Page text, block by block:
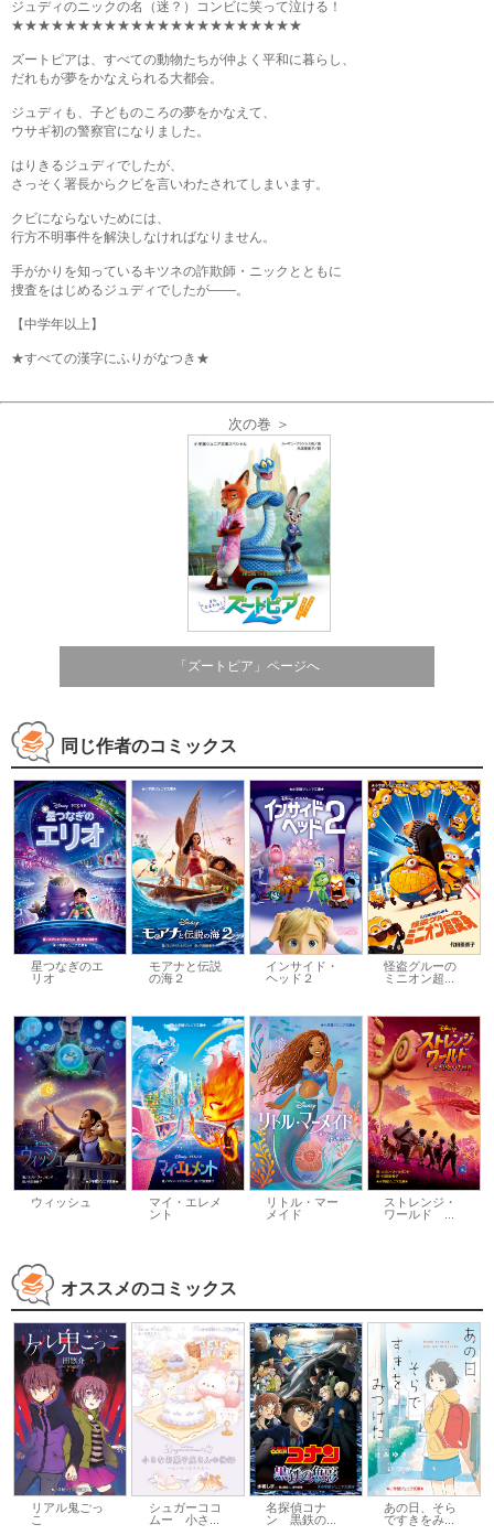
ジュディのニックの名（迷？）コンビに笑って泣ける！
★★★★★★★★★★★★★★★★★★★★★★
ズートピアは、すべての動物たちが仲よく平和に暮らし、
だれもが夢をかなえられる大都会。
ジュディも、子どものころの夢をかなえて、
ウサギ初の警察官になりました。
はりきるジュディでしたが、
さっそく署長からクビを言いわたされてしまいます。
クビにならないためには、
行方不明事件を解決しなければなりません。
手がかりを知っているキツネの詐欺師・ニックとともに
捜査をはじめるジュディでしたが――。
【中学年以上】
★すべての漢字にふりがなつき★
次の巻 ＞
「ズートピア」ページへ
同じ作者のコミックス
星つなぎのエ
リオ
モアナと伝説
の海２
インサイド・
ヘッド２
怪盗グルーの
ミニオン超...
ウィッシュ
マイ・エレメ
ント
リトル・マー
メイド
ストレンジ・
ワールド ...
オススメのコミックス
リアル鬼ごっ
こ
シュガーココ
ムー 小さ...
名探偵コナ
ン 黒鉄の...
あの日、そら
ですきをみ...